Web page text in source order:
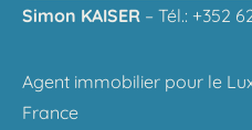
Simon KAISER – Tél.: +352
Agent immobilier pour le
France